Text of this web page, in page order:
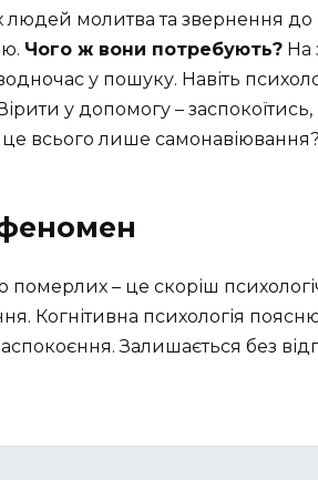
людей молитва та звернення до
Чого ж вони потребують? На
водночас у пошуку. Навіть
у допомогу – заспокоїтись,
всього лише самонавіювання?
померлих – це скоріш
Когнітивна психологія
Залишається без